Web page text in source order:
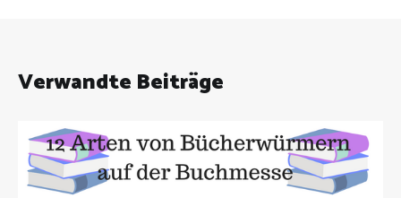
Verwandte Beiträge